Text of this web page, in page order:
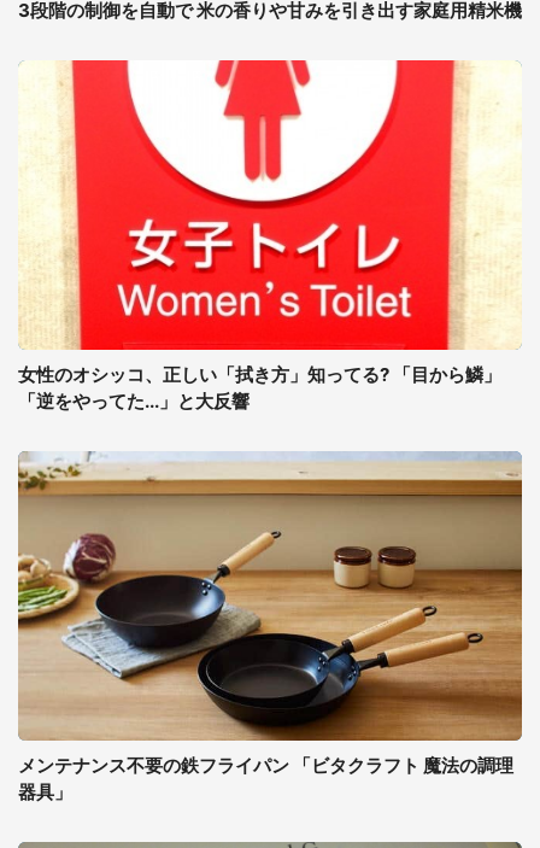
3段階の制御を自動で 米の香りや甘みを引き出す家庭用精米機
女性のオシッコ、正しい「拭き方」知ってる? 「目から鱗」
「逆をやってた...」と大反響
メンテナンス不要の鉄フライパン 「ビタクラフト 魔法の調理
器具」